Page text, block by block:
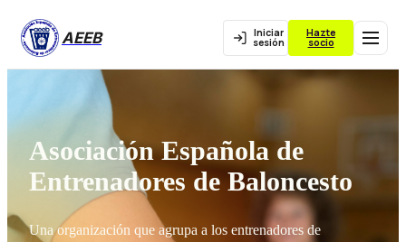
AEEB Iniciar
sesión
Hazte
socio
Asociación Española de
Entrenadores de Baloncesto
Una organización que agrupa a los entrenadores de